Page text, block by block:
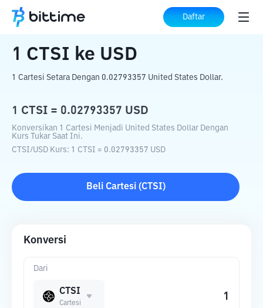
Daftar
Beranda Konverter Kripto ke USD
1 CTSI ke USD
1 Cartesi Setara Dengan 0.02793357 United States Dollar.
1 CTSI = 0.02793357 USD
Konversikan 1 Cartesi Menjadi United States Dollar Dengan
Kurs Tukar Saat Ini.
CTSI/USD Kurs: 1 CTSI = 0.02793357 USD
Beli Cartesi(CTSI)
Konversi
Dari
CTSI
Cartesi